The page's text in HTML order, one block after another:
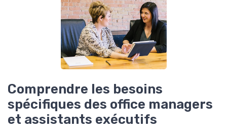
Comprendre les besoins
spécifiques des office managers
et assistants exécutifs